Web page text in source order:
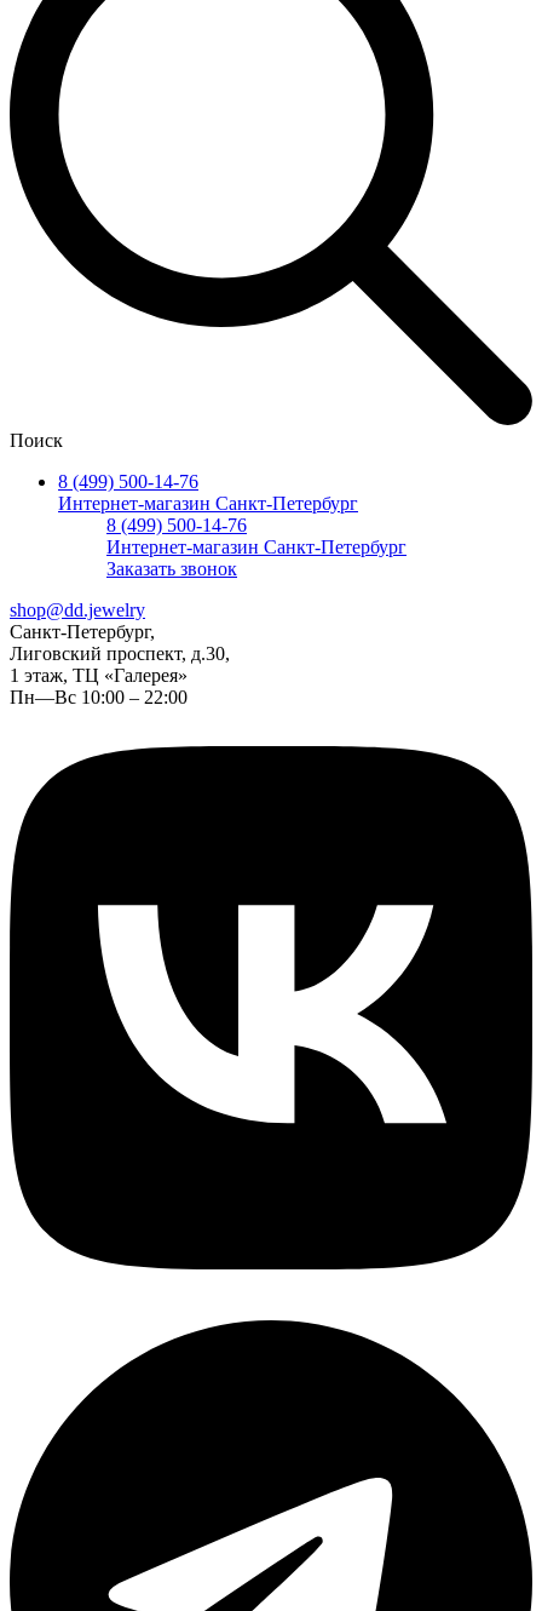
Поиск
8 (499) 500-14-76
Интернет-магазин Санкт-Петербург
8 (499) 500-14-76
Интернет-магазин Санкт-Петербург
Заказать звонок
shop@dd.jewelry
Санкт-Петербург,
Лиговский проспект, д.30,
1 этаж, ТЦ «Галерея»
Пн—Вс 10:00 – 22:00